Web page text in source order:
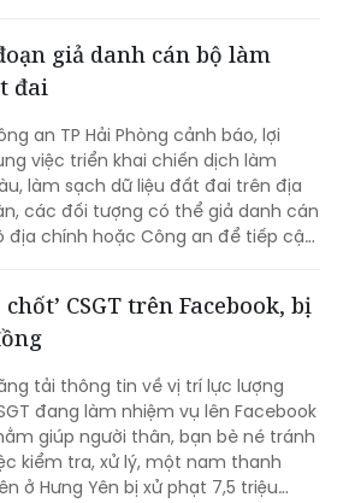
dưới nhãn “thuốc Đông y gia truyền”
bán cho người bệnh.
giả danh cán bộ làm
đai
an TP Hải Phòng cảnh báo, lợi
việc triển khai chiến dịch làm
làm sạch dữ liệu đất đai trên địa
các đối tượng có thể giả danh cán
địa chính hoặc Công an để tiếp cận,
dân.
chốt’ CSGT trên Facebook, bị
tải thông tin về vị trí lực lượng
đang làm nhiệm vụ lên Facebook
giúp người thân, bạn bè né tránh
kiểm tra, xử lý, một nam thanh
ở Hưng Yên bị xử phạt 7,5 triệu